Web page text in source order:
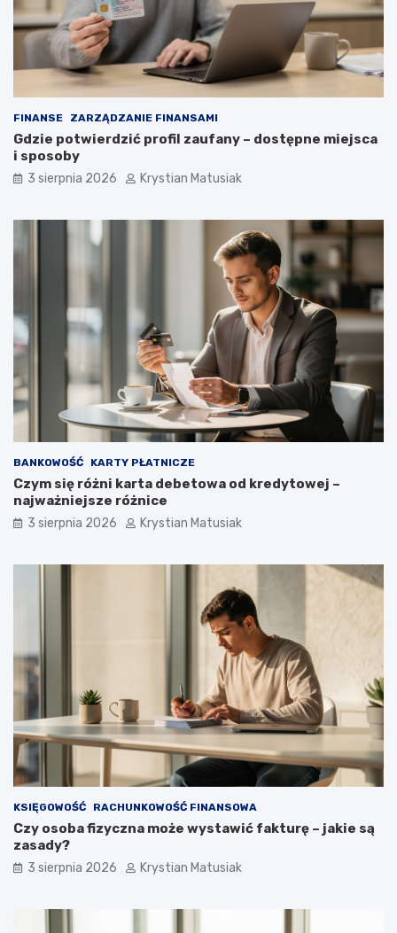
FINANSE ZARZĄDZANIE FINANSAMI
Gdzie potwierdzić profil zaufany – dostępne miejsca
i sposoby
3 sierpnia 2026 Krystian Matusiak
BANKOWOŚĆ KARTY PŁATNICZE
Czym się różni karta debetowa od kredytowej –
najważniejsze różnice
3 sierpnia 2026 Krystian Matusiak
KSIĘGOWOŚĆ RACHUNKOWOŚĆ FINANSOWA
Czy osoba fizyczna może wystawić fakturę – jakie są
zasady?
3 sierpnia 2026 Krystian Matusiak